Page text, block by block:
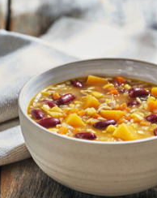
VOIR LA RECETTE